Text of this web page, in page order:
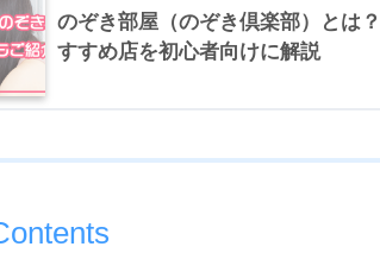
のぞき部屋（のぞき倶楽部）とは
すすめ店を初心者向けに解説